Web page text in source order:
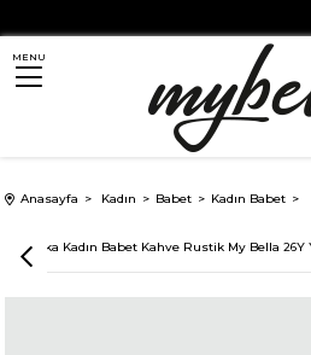
MENU
Anasayfa Kadın Babet Kadın Babet
MW Toka Kadın Babet Kahve Rustik My Bella 26Y